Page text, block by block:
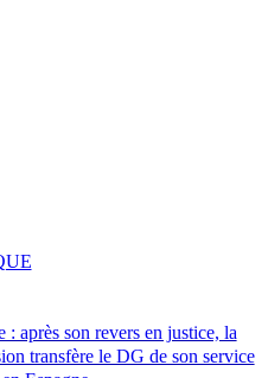
: après son revers en justice, la
transfère le DG de son service